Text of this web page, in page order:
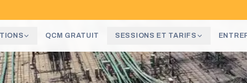
QCM GRATUIT SESSIONS ET TARIFS